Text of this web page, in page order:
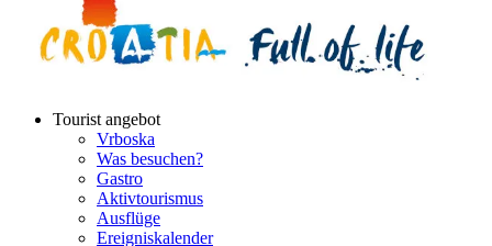
Tourist angebot
Vrboska
Was besuchen?
Gastro
Aktivtourismus
Ausflüge
Ereigniskalender